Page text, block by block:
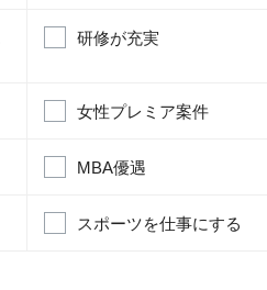
研修が充実
女性プレミア案件
MBA優遇
スポーツを仕事にする